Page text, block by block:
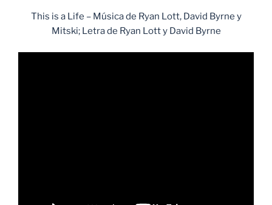
This is a Life – Música de Ryan Lott, David Byrne y
Mitski; Letra de Ryan Lott y David Byrne